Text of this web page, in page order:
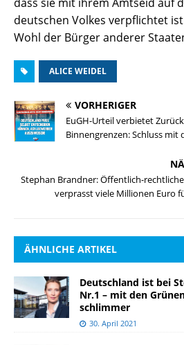
deutschen Volkes verpflichtet
Wohl der Bürger anderer
ALICE WEIDEL
VORHERIGER
EuGH-Urteil verbietet
Binnengrenzen: Schluss mit
Stephan Brandner: Öffentlich-
verprasst viele Millionen Euro
ÄHNLICHE ARTIKEL
Deutschland ist bei
Nr.1 – mit den
schlimmer
30. April 2021